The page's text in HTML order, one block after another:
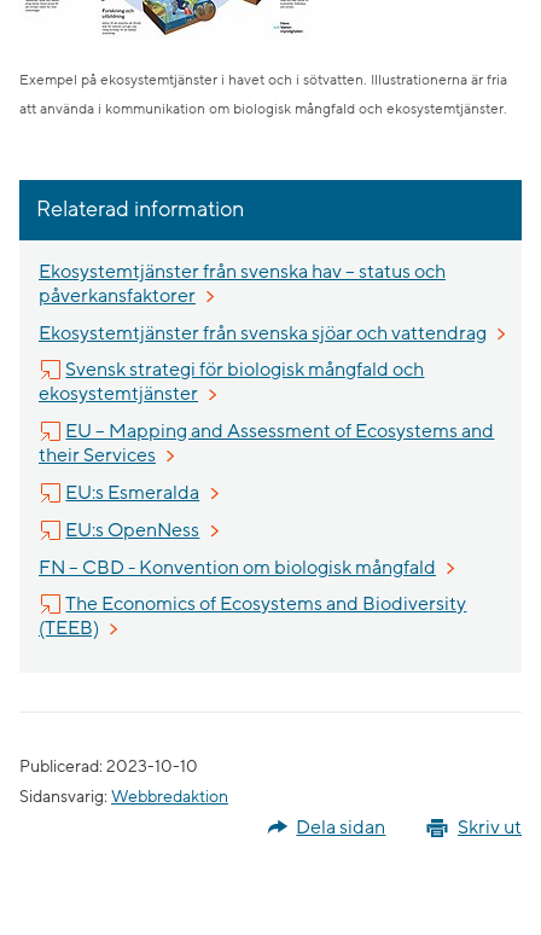
Exempel på ekosystemtjänster i havet och i sötvatten. Illustrationerna är fria
att använda i kommunikation om biologisk mångfald och ekosystemtjänster.
Relaterad information
Ekosystemtjänster från svenska hav – status och
påverkansfaktorer
Ekosystemtjänster från svenska sjöar och vattendrag
Svensk strategi för biologisk mångfald och
ekosystemtjänsterLänk till annan webbplats, öppnas i nytt
EU – Mapping and Assessment of Ecosystems and
their ServicesLänk till annan webbplats, öppnas i nytt
EU:s Esmeralda Länk till annan webbplats, öppnas i
EU:s OpenNessLänk till annan webbplats, öppnas i nytt
FN – CBD - Konvention om biologisk mångfald
The Economics of Ecosystems and Biodiversity
(TEEB) Länk till annan webbplats, öppnas i nytt fönster.
Publicerad: 2023-10-10
Sidansvarig: Webbredaktion
Skriv ut
Dela sidan